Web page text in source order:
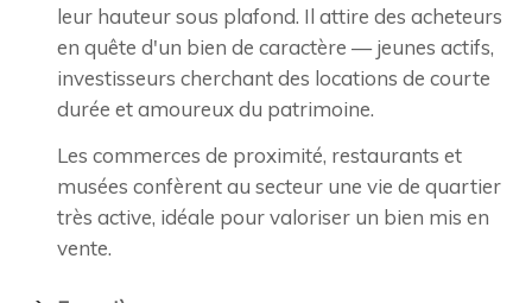
leur hauteur sous plafond. Il attire des acheteurs
en quête d'un bien de caractère — jeunes actifs,
investisseurs cherchant des locations de courte
durée et amoureux du patrimoine.
Les commerces de proximité, restaurants et
musées confèrent au secteur une vie de quartier
très active, idéale pour valoriser un bien mis en
vente.